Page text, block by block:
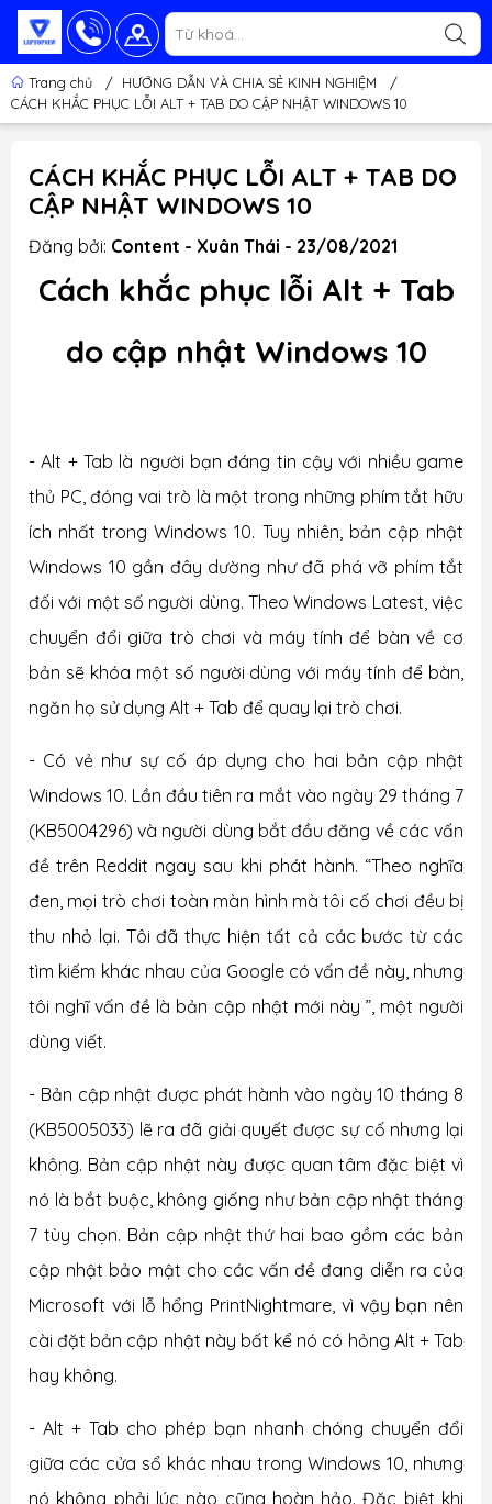
Trang chủ / HƯỚNG DẪN VÀ CHIA SẺ KINH NGHIỆM
/
CÁCH KHẮC PHỤC LỖI ALT + TAB DO CẬP NHẬT WINDOWS 10
CÁCH KHẮC PHỤC LỖI ALT + TAB DO
CẬP NHẬT WINDOWS 10
Đăng bởi: Content - Xuân Thái - 23/08/2021
Cách khắc phục lỗi Alt + Tab
do cập nhật Windows 10
- Alt + Tab là người bạn đáng tin cậy với nhiều game
thủ PC, đóng vai trò là một trong những phím tắt hữu
ích nhất trong Windows 10. Tuy nhiên, bản cập nhật
Windows 10 gần đây dường như đã phá vỡ phím tắt
đối với một số người dùng. Theo Windows Latest, việc
chuyển đổi giữa trò chơi và máy tính để bàn về cơ
bản sẽ khóa một số người dùng với máy tính để bàn,
ngăn họ sử dụng Alt + Tab để quay lại trò chơi.
- Có vẻ như sự cố áp dụng cho hai bản cập nhật
Windows 10. Lần đầu tiên ra mắt vào ngày 29 tháng 7
(KB5004296) và người dùng bắt đầu đăng về các vấn
đề trên Reddit ngay sau khi phát hành. “Theo nghĩa
đen, mọi trò chơi toàn màn hình mà tôi cố chơi đều bị
thu nhỏ lại. Tôi đã thực hiện tất cả các bước từ các
tìm kiếm khác nhau của Google có vấn đề này, nhưng
tôi nghĩ vấn đề là bản cập nhật mới này ”, một người
dùng viết.
- Bản cập nhật được phát hành vào ngày 10 tháng 8
(KB5005033) lẽ ra đã giải quyết được sự cố nhưng lại
không. Bản cập nhật này được quan tâm đặc biệt vì
nó là bắt buộc, không giống như bản cập nhật tháng
7 tùy chọn. Bản cập nhật thứ hai bao gồm các bản
cập nhật bảo mật cho các vấn đề đang diễn ra của
Microsoft với lỗ hổng PrintNightmare, vì vậy bạn nên
cài đặt bản cập nhật này bất kể nó có hỏng Alt + Tab
hay không.
- Alt + Tab cho phép bạn nhanh chóng chuyển đổi
giữa các cửa sổ khác nhau trong Windows 10, nhưng
nó không phải lúc nào cũng hoàn hảo. Đặc biệt khi